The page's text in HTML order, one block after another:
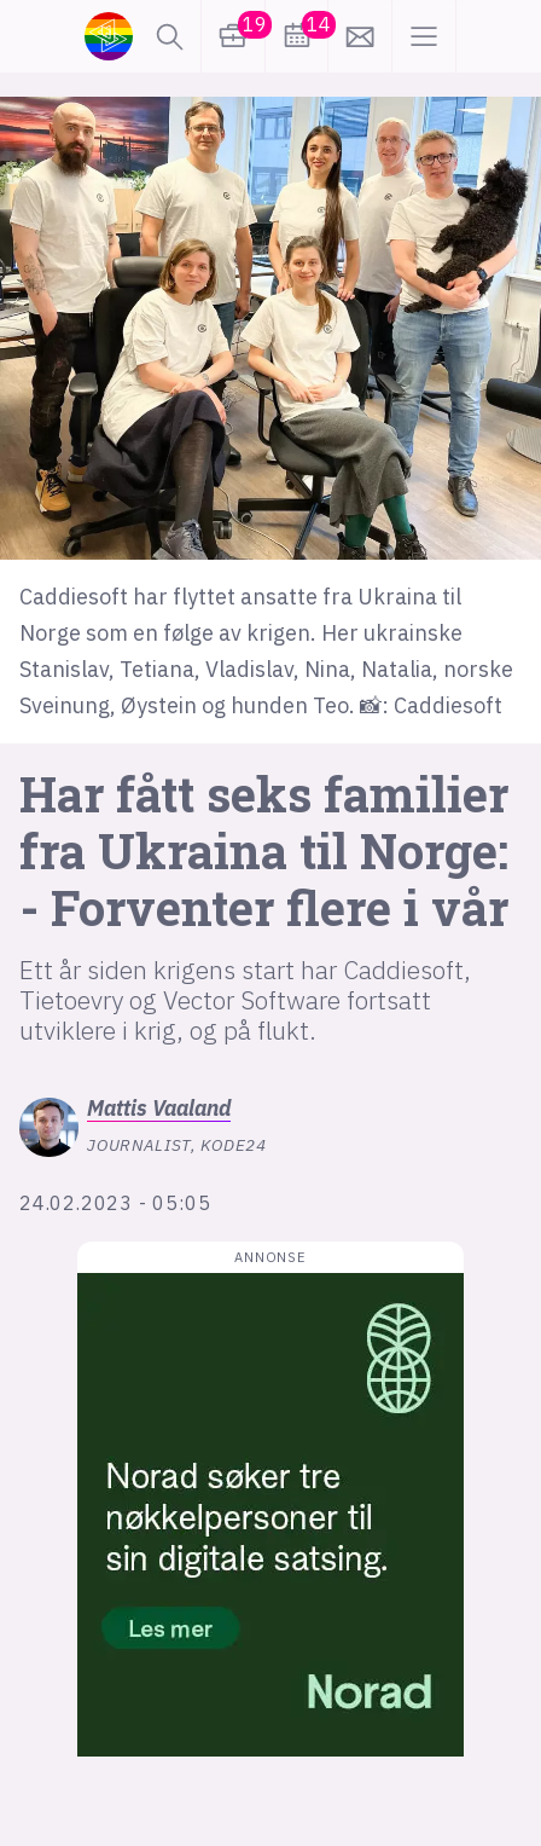
19 14
Caddiesoft har flyttet ansatte fra Ukraina til
Norge som en følge av krigen. Her ukrainske
Stanislav, Tetiana, Vladislav, Nina, Natalia, norske
Sveinung, Øystein og hunden Teo. 📸: Caddiesoft
Har fått seks familier
fra Ukraina til Norge:
- Forventer flere i vår
Ett år siden krigens start har Caddiesoft,
Tietoevry og Vector Software fortsatt
utviklere i krig, og på flukt.
Mattis Vaaland
JOURNALIST, KODE24
24.02.2023 - 05:05
lønn
KI
karriere
meninger
utdanning sikkerhet
kontor
frontend
backend
apputvikling
devops
IoT
design
tilgjengelighet
ukas koder
inn/ut
hobby
lys modus
mørk modus
kode24-klubben
LinkedIn
Bluesky
Facebook
annonsepriser
annonseguide
suksesshistorier